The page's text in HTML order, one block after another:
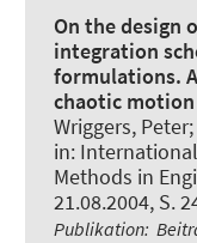
On the design
integration
formulations.
chaotic
Wriggers, Peter
in:
Methods in
21.08.2004, S.
Publikation: